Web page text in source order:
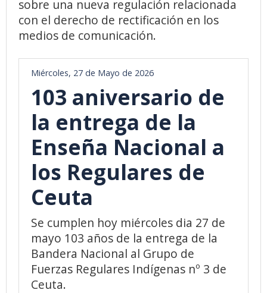
sobre una nueva regulación relacionada
con el derecho de rectificación en los
medios de comunicación.
Miércoles, 27 de Mayo de 2026
103 aniversario de
la entrega de la
Enseña Nacional a
los Regulares de
Ceuta
Se cumplen hoy miércoles dia 27 de
mayo 103 años de la entrega de la
Bandera Nacional al Grupo de
Fuerzas Regulares Indígenas nº 3 de
Ceuta.